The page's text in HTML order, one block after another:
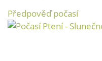
Předpověď počasí